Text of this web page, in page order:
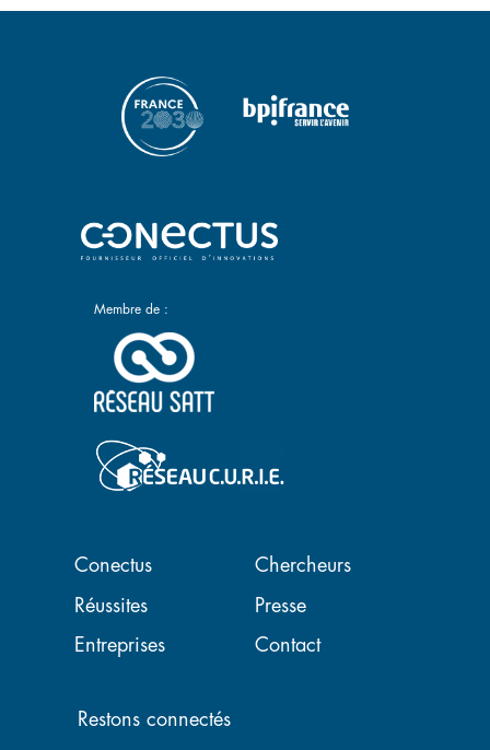
Membre de :
Navigation principale
Conectus
Réussites
Entreprises
Chercheurs
Presse
Contact
Restons connectés